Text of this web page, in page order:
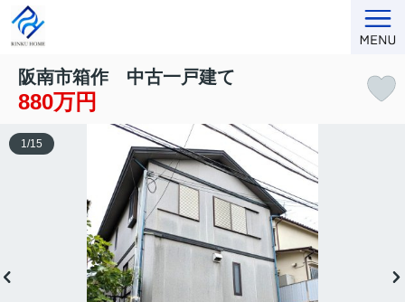
阪南市箱作 中古一戸建て
880万円
1 /15